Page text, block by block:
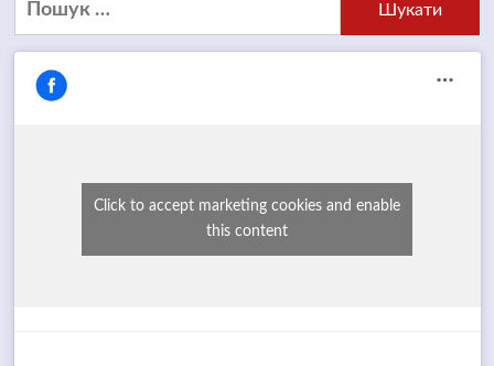
Click to accept marketing cookies and enable
this content